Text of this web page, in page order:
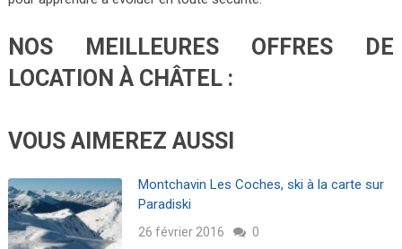
NOS MEILLEURES OFFRES DE
LOCATION À CHÂTEL :
VOUS AIMEREZ AUSSI
Montchavin Les Coches, ski à la carte sur
Paradiski
26 février 2016 0